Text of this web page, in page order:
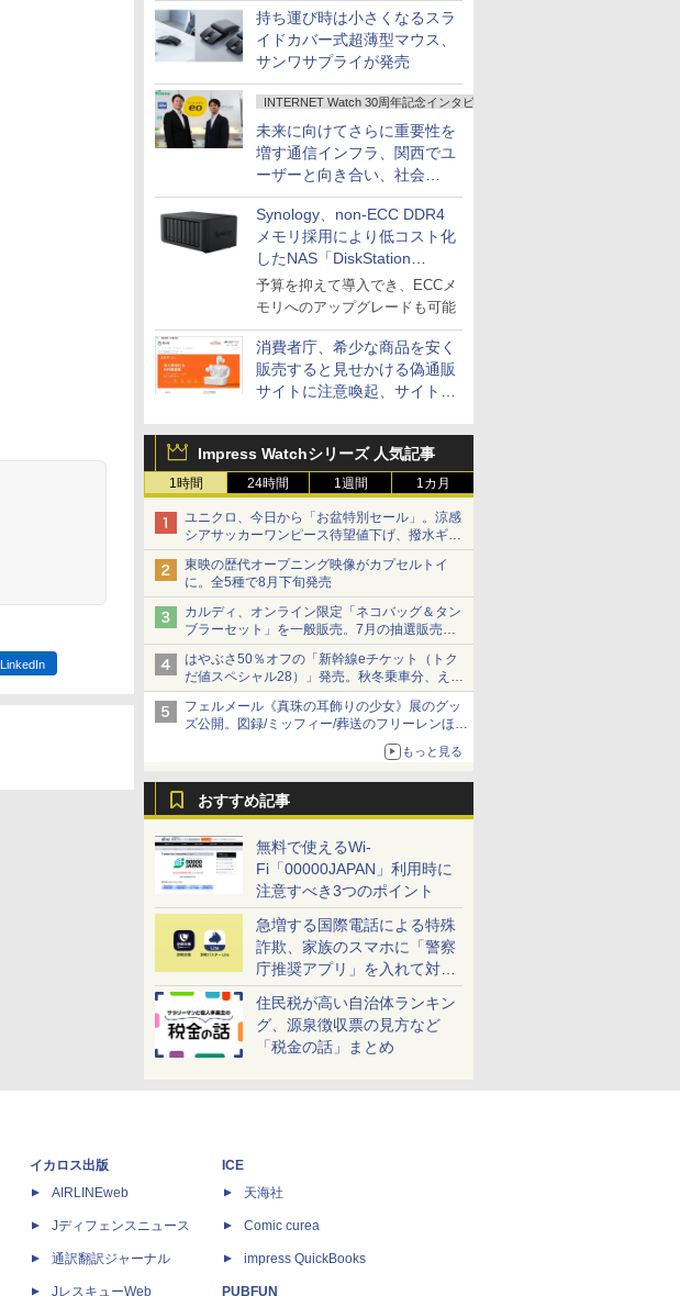
持ち運び時は小さくなるスラ
イドカバー式超薄型マウス、
サンワサプライが発売
INTERNET Watch 30周年記念インタビュー
未来に向けてさらに重要性を
増す通信インフラ、関西でユ
ーザーと向き合い、社会
の“あたらしい”を起動し続け
る～オプテージ
Synology、non-ECC DDR4
メモリ採用により低コスト化
したNAS「DiskStation
neo+」シリーズ
予算を抑えて導入でき、ECCメ
モリへのアップグレードも可能
消費者庁、希少な商品を安く
販売すると見せかける偽通販
サイトに注意喚起、サイト名
Impress Watchシリーズ 人気記事
1時間 24時間 1週間 1カ月
ユニクロ、今日から「お盆特別セール」。涼感
シアサッカーワンピース待望値下げ、撥水ギア
ショーツは1990円に
東映の歴代オープニング映像がカプセルトイ
に。全5種で8月下旬発売
カルディ、オンライン限定「ネコバッグ＆タン
ブラーセット」を一般販売。7月の抽選販売の
当選無効分
はやぶさ50％オフの「新幹線eチケット（トク
だ値スペシャル28）」発売。秋冬乗車分、えき
ねっと限定
フェルメール《真珠の耳飾りの少女》展のグッ
ズ公開。図録/ミッフィー/葬送のフリーレンほ
もっと見る
おすすめ記事
無料で使えるWi-
Fi「00000JAPAN」利用時に
注意すべき3つのポイント
急増する国際電話による特殊
詐欺、家族のスマホに「警察
庁推奨アプリ」を入れて対策
しよう！
住民税が高い自治体ランキン
グ、源泉徴収票の見方など
「税金の話」まとめ
LinkedIn
イカロス出版
AIRLINEweb
Jディフェンスニュース
通訳翻訳ジャーナル
JレスキューWeb
ICE
天海社
Comic curea
impress QuickBooks
PUBFUN